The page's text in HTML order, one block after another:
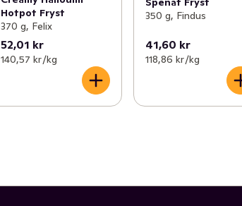
Hotpot Fryst
370 g, Felix
52,01 kr
140,57 kr /kg
350 g, Findus
41,60 kr
118,86 kr /kg